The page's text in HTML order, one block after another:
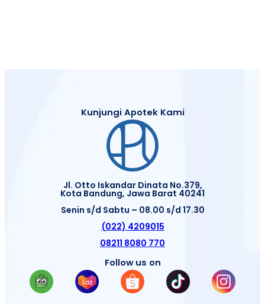
Kunjungi Apotek Kami
Jl. Otto Iskandar Dinata No.379,
Kota Bandung, Jawa Barat 40241
Senin s/d Sabtu – 08.00 s/d 17.30
(022) 4209015
08211 8080 770
Follow us on